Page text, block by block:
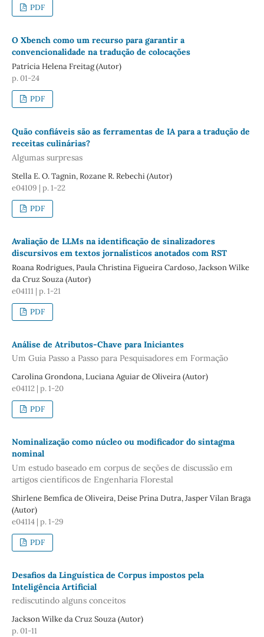
PDF
O Xbench como um recurso para garantir a
convencionalidade na tradução de colocações
Patrícia Helena Freitag (Autor)
p. 01-24
PDF
Quão confiáveis são as ferramentas de IA para a tradução de
receitas culinárias?
Algumas surpresas
Stella E. O. Tagnin, Rozane R. Rebechi (Autor)
e04109 | p. 1-22
PDF
Avaliação de LLMs na identificação de sinalizadores
discursivos em textos jornalísticos anotados com RST
Roana Rodrigues, Paula Christina Figueira Cardoso, Jackson Wilke
da Cruz Souza (Autor)
e04111 | p. 1-21
PDF
Análise de Atributos-Chave para Iniciantes
Um Guia Passo a Passo para Pesquisadores em Formação
Carolina Grondona, Luciana Aguiar de Oliveira (Autor)
e04112 | p. 1-20
PDF
Nominalização como núcleo ou modificador do sintagma
nominal
Um estudo baseado em corpus de seções de discussão em
artigos científicos de Engenharia Florestal
Shirlene Bemfica de Oliveira, Deise Prina Dutra, Jasper Vilan Braga
(Autor)
e04114 | p. 1-29
PDF
Desafios da Linguística de Corpus impostos pela
Inteligência Artificial
rediscutindo alguns conceitos
Jackson Wilke da Cruz Souza (Autor)
p. 01-11